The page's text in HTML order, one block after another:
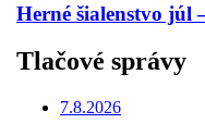
Herné šialenstvo júl
Tlačové správy
7.8.2026